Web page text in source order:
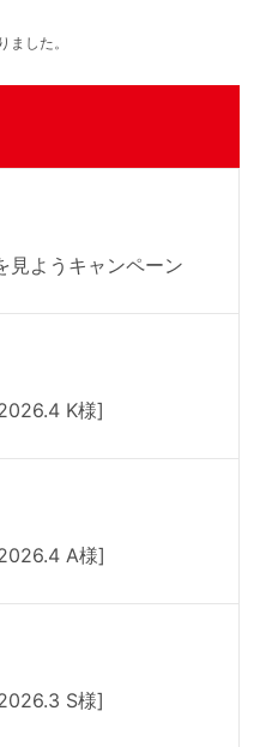
ました。
見ようキャンペーン
K様]
A様]
S様]